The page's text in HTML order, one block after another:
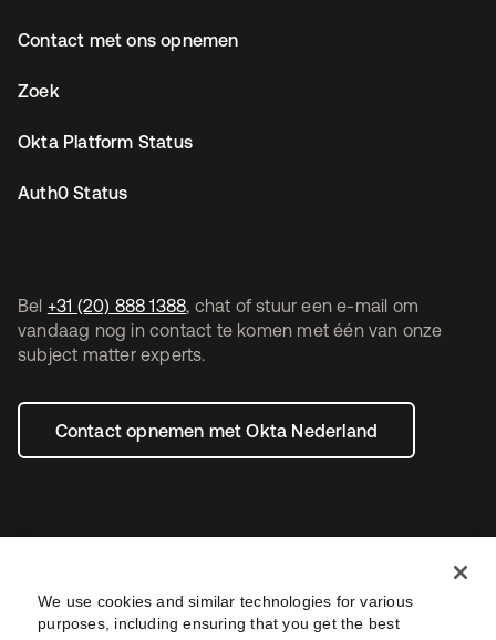
Bel +31 (20) 888 1388, chat of stuur een e-mail om
vandaag nog in contact te komen met één van onze
subject matter experts.
Contact opnemen met Okta Nederland
Contact met ons opnemen
Zoek
Okta Platform Status
Auth0 Status
We use cookies and similar technologies for various
purposes, including ensuring that you get the best